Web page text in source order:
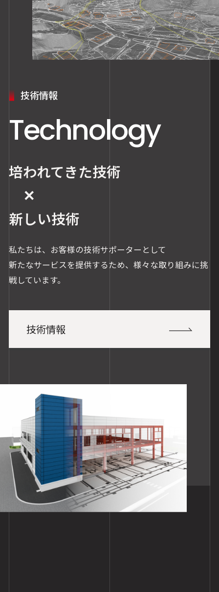
技術情報
Technology
培われてきた技術
✕
新しい技術
私たちは、お客様の技術サポーターとして
新たなサービスを提供するため、様々な取り組みに挑
戦しています。
技術情報